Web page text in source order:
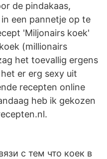
de pindakaas,
een pannetje op te
'Miljonairs koek'
(millionairs
het toevallig ergens
er erg sexy uit
recepten online
heb ik gekozen
с тем что коек в